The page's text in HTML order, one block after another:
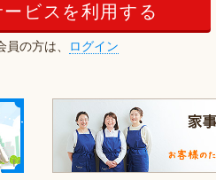
ビスを利用する
員の方は、 ログイン